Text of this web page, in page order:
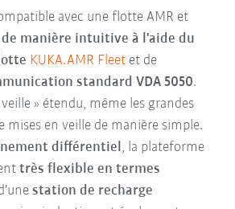
avec une flotte AMR et
manière intuitive à l'aide du
KUKA.AMR Fleet et de
standard VDA 5050.
» étendu, même les grandes
mises en veille de manière simple.
différentiel , la plateforme
très flexible en termes
station de recharge